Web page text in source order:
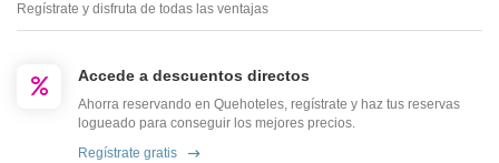
Regístrate y disfruta de todas las ventajas
Accede a descuentos directos
Ahorra reservando en Quehoteles, regístrate y haz tus reservas
logueado para conseguir los mejores precios.
Regístrate gratis